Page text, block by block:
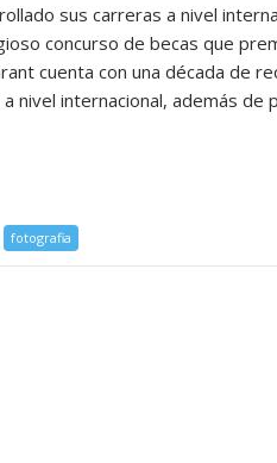
sus carreras a nivel
concurso de becas que
cuenta con una década de
nivel internacional, además
fotografia